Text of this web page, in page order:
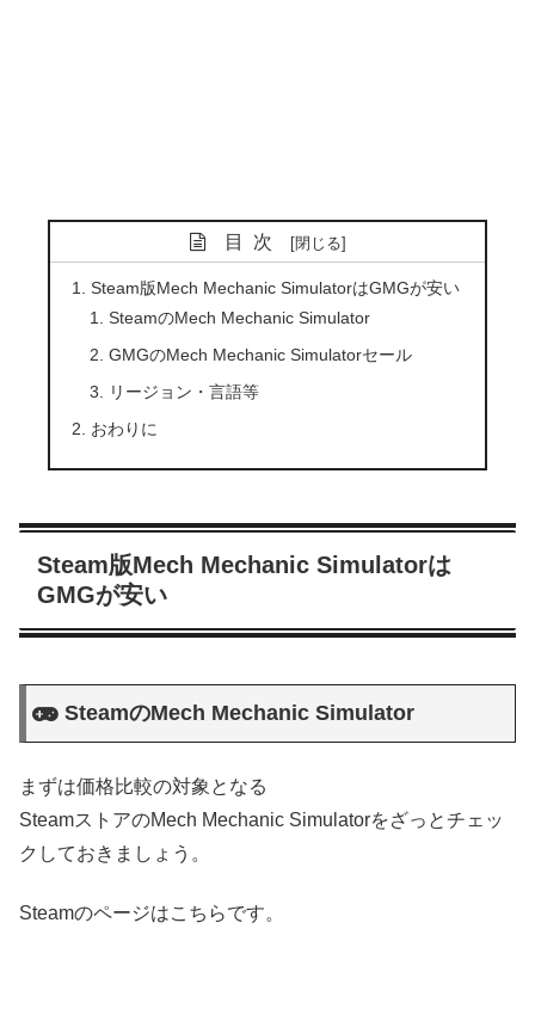
目次
Steam版Mech Mechanic SimulatorはGMGが安い
SteamのMech Mechanic Simulator
GMGのMech Mechanic Simulatorセール
リージョン・言語等
おわりに
Steam版Mech Mechanic Simulatorは
GMGが安い
SteamのMech Mechanic Simulator
まずは価格比較の対象となる
SteamストアのMech Mechanic Simulatorをざっとチェッ
クしておきましょう。
Steamのページはこちらです。